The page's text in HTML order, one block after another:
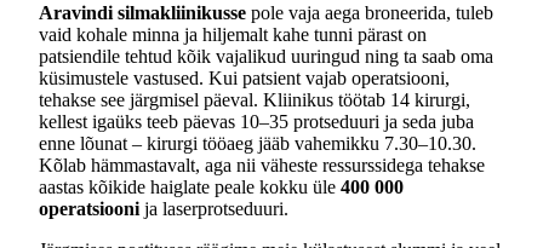
Aravindi silmakliinikusse pole vaja aega broneerida, tuleb
vaid kohale minna ja hiljemalt kahe tunni pärast on
patsiendile tehtud kõik vajalikud uuringud ning ta saab oma
küsimustele vastused. Kui patsient vajab operatsiooni,
tehakse see järgmisel päeval. Kliinikus töötab 14 kirurgi,
kellest igaüks teeb päevas 10–35 protseduuri ja seda juba
enne lõunat – kirurgi tööaeg jääb vahemikku 7.30–10.30.
Kõlab hämmastavalt, aga nii väheste ressurssidega tehakse
aastas kõikide haiglate peale kokku üle 400 000
operatsiooni ja laserprotseduuri.